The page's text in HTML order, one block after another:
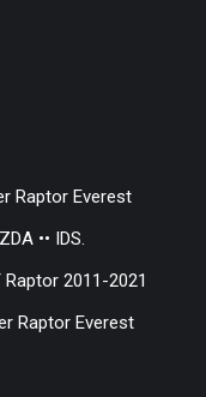
Raptor Everest
•• IDS.
Raptor 2011-2021
Raptor Everest